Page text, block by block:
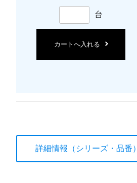
台
カートへ入れる
詳細情報（シリーズ・品番）